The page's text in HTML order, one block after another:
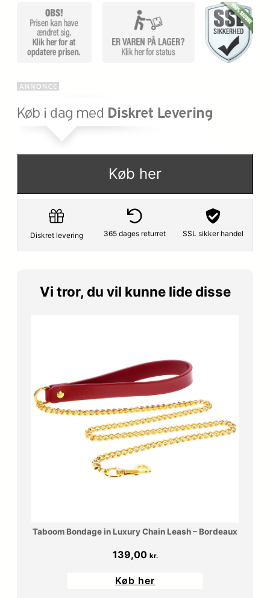
Køb her
Diskret levering 365 dages returret SSL sikker handel
Vi tror, du vil kunne lide disse
Taboom Bondage in Luxury Chain Leash – Bordeaux
139,00 kr.
Køb her